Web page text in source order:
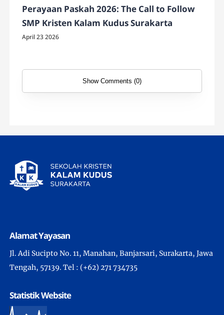
Perayaan Paskah 2026: The Call to Follow
SMP Kristen Kalam Kudus Surakarta
April 23 2026
Show Comments (0)
Alamat Yayasan
Jl. Adi Sucipto No. 11, Manahan, Banjarsari, Surakarta, Jawa
Tengah, 57139. Tel : (+62) 271 734735
Statistik Website